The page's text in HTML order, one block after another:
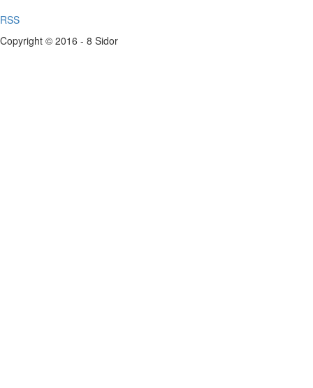
RSS
Copyright © 2016 - 8 Sidor